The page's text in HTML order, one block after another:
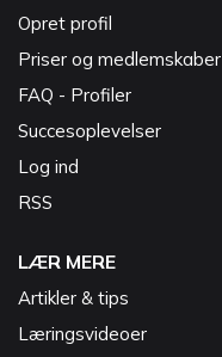
Opret profil
Priser og medlemskaber
FAQ - Profiler
Succesoplevelser
Log ind
RSS
LÆR MERE
Artikler & tips
Læringsvideoer